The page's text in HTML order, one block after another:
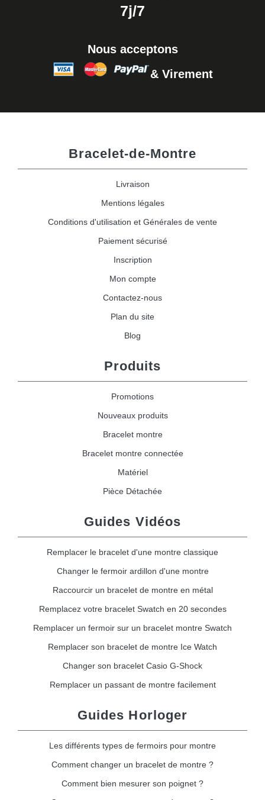
7j/7
Nous acceptons
& Virement
Bracelet-de-Montre
Livraison
Mentions légales
Conditions d'utilisation et Générales de vente
Paiement sécurisé
Inscription
Mon compte
Contactez-nous
Plan du site
Blog
Produits
Promotions
Nouveaux produits
Bracelet montre
Bracelet montre connectée
Matériel
Pièce Détachée
Guides Vidéos
Remplacer le bracelet d'une montre classique
Changer le fermoir ardillon d'une montre
Raccourcir un bracelet de montre en métal
Remplacez votre bracelet Swatch en 20 secondes
Remplacer un fermoir sur un bracelet montre Swatch
Remplacer son bracelet de montre Ice Watch
Changer son bracelet Casio G-Shock
Remplacer un passant de montre facilement
Guides Horloger
Les différents types de fermoirs pour montre
Comment changer un bracelet de montre ?
Comment bien mesurer son poignet ?